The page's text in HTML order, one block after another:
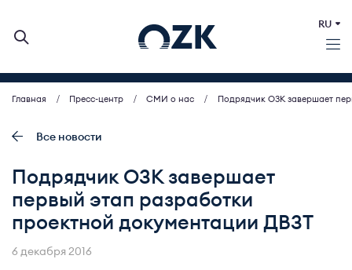
ИНВЕСТОРАМ
МСП (ЗАКУПКИ)
ПРЕСС-ЦЕНТР
RU
Главная Пресс-центр СМИ о нас Подрядчик ОЗК завершает
Все новости
Подрядчик ОЗК завершает
первый этап разработки
проектной документации ДВЗТ
6 декабря 2016